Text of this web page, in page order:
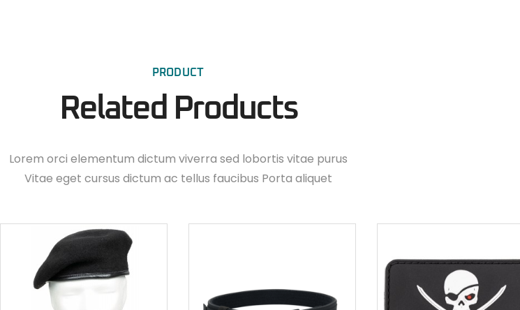
PRODUCT
Related Products
Lorem orci elementum dictum viverra sed lobortis vitae purus
Vitae eget cursus dictum ac tellus faucibus Porta aliquet